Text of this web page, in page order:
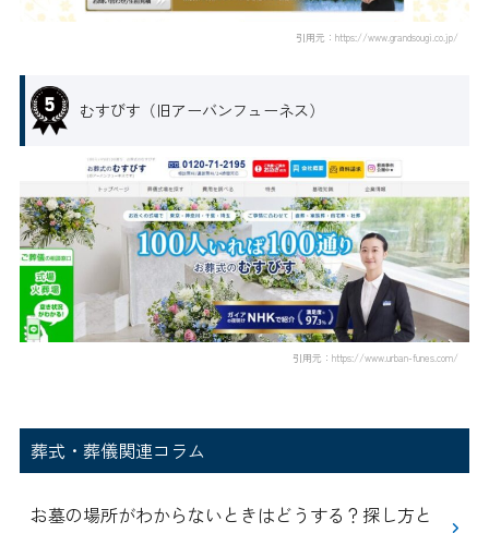
引用元：https://www.grandsougi.co.jp/
むすびす（旧アーバンフューネス）
引用元：https://www.urban-funes.com/
葬式・葬儀関連コラム
お墓の場所がわからないときはどうする？探し方と